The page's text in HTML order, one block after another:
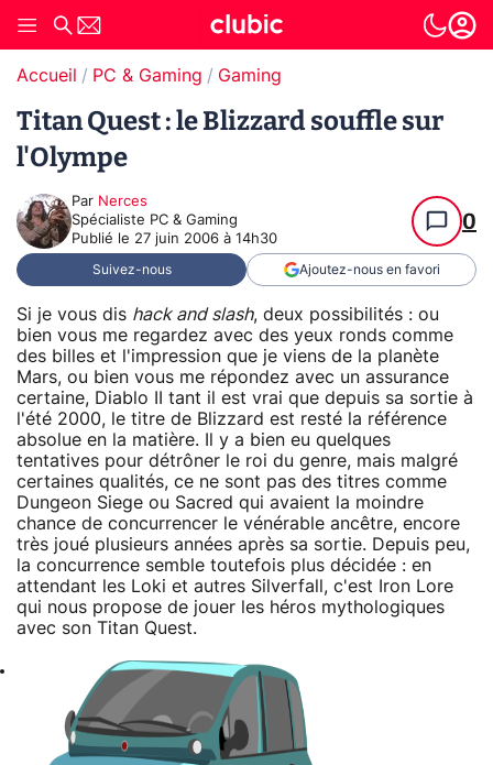
Accueil PC & Gaming Gaming
Titan Quest : le Blizzard souffle sur
l'Olympe
Par Nerces
Spécialiste PC & Gaming
Publié le 27 juin 2006 à 14h30
0
Suivez-nous Ajoutez-nous en favori
Si je vous dis hack and slash, deux possibilités : ou
bien vous me regardez avec des yeux ronds comme
des billes et l'impression que je viens de la planète
Mars, ou bien vous me répondez avec un assurance
certaine, Diablo II tant il est vrai que depuis sa sortie à
l'été 2000, le titre de Blizzard est resté la référence
absolue en la matière. Il y a bien eu quelques
tentatives pour détrôner le roi du genre, mais malgré
certaines qualités, ce ne sont pas des titres comme
Dungeon Siege ou Sacred qui avaient la moindre
chance de concurrencer le vénérable ancêtre, encore
très joué plusieurs années après sa sortie. Depuis peu,
la concurrence semble toutefois plus décidée : en
attendant les Loki et autres Silverfall, c'est Iron Lore
qui nous propose de jouer les héros mythologiques
avec son Titan Quest.